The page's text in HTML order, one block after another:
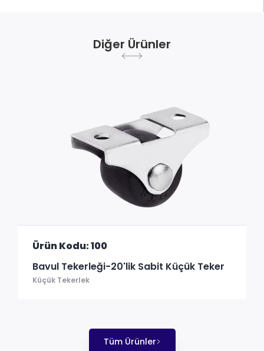
Diğer Ürünler
Ürün Kodu: 100
Bavul Tekerleği-20'lik Sabit Küçük Teker
Küçük Tekerlek
Tüm Ürünler